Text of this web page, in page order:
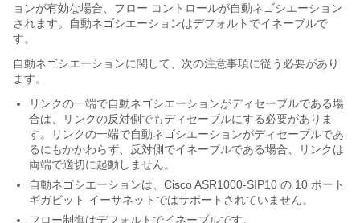
ョンが有効な場合、フロー コントロールが自動ネゴシエーション
されます。自動ネゴシエーションはデフォルトでイネーブルで
す。
自動ネゴシエーションに関して、次の注意事項に従う必要があり
ます。
リンクの一端で自動ネゴシエーションがディセーブルである場
合は、リンクの反対側でもディセーブルにする必要がありま
す。リンクの一端で自動ネゴシエーションがディセーブルであ
るにもかかわらず、反対側でイネーブルである場合、リンクは
両端で適切に起動しません。
自動ネゴシエーションは、Cisco ASR1000-SIP10 の 10 ポート
ギガビット イーサネットではサポートされていません。
フロー制御はデフォルトでイネーブルです。